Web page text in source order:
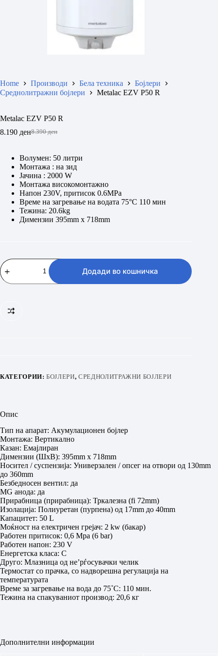
Home Производи Бела техника
Бојлери
Среднолитражни бојлери
Metalac EZV P50 R
Metalac EZV P50 R
8.390ден
Original
8.390 ден.
8.190 денCurrent
8.190 ден.
Волумен: 50 литри
Монтажа : на зид
Јачина : 2000 W
Монтажа високомонтажно
Напон 230V, притисок 0.6MPa
Време на загревање на водата 75°C 110 мин
Тежина: 20.6kg
Димензии 395mm x 718mm
Metalac
EZV
P50
Додади во кошничка
КАТЕГОРИИ:БОЈЛЕРИ,СРЕДНОЛИТРАЖНИ БОЈЛЕРИ
Опис
Тип на апарат: Акумулационен бојлер
Монтажа: Вертикално
Казан: Емајлиран
Димензии (ШxВ): 395mm x 718mm
Носител / суспензија: Универзален / опсег на отвори од 130mm
до 360mm
Безбедносен вентил: да
MG анода: да
Прирабница (прирабница): Тркалезна (fi 72mm)
Изолација: Полиуретан (пурпена) од 17mm до 40mm
Капацитет: 50 L
Моќност на електричен грејач: 2 kw (бакар)
Работен притисок: 0,6 Mpa (6 bar)
Работен напон: 230 V
Енергетска класа: C
Друго: Млазница од не’рѓосувачки челик
Термостат со прачка, со надворешна регулација на
температурата
Време за загревање на вода до 75˚C: 110 мин.
Тежина на спакуваниот производ: 20,6 кг
Дополнителни информации